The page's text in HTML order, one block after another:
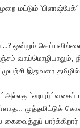
மட்டும் ‘பிளாஷ்பேக்’
ஒன்றும்
வாய்மொழியாலும்,
முயற்சி இதுவரை
அல்லது ‘ஹாரர்’
கைவைத்துப்